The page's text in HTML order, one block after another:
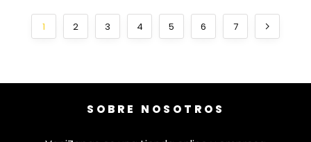
1 2 3 4 5 6 7
SOBRE NOSOTROS